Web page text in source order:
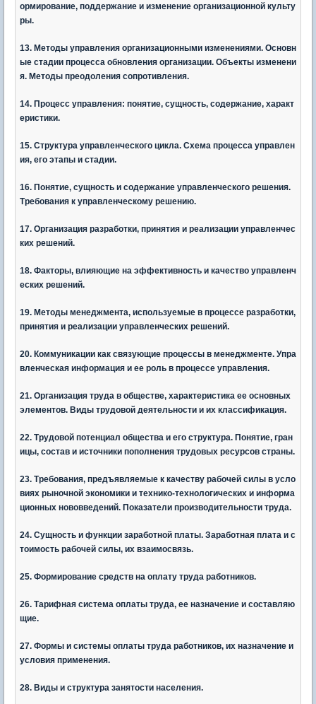
ормирование, поддержание и изменение организационной культу
ры.
13. Методы управления организационными изменениями. Основн
ые стадии процесса обновления организации. Объекты изменени
я. Методы преодоления сопротивления.
14. Процесс управления: понятие, сущность, содержание, характ
еристики.
15. Структура управленческого цикла. Схема процесса управлен
ия, его этапы и стадии.
16. Понятие, сущность и содержание управленческого решения.
Требования к управленческому решению.
17. Организация разработки, принятия и реализации управленчес
ких решений.
18. Факторы, влияющие на эффективность и качество управленч
еских решений.
19. Методы менеджмента, используемые в процессе разработки,
принятия и реализации управленческих решений.
20. Коммуникации как связующие процессы в менеджменте. Упра
вленческая информация и ее роль в процессе управления.
21. Организация труда в обществе, характеристика ее основных
элементов. Виды трудовой деятельности и их классификация.
22. Трудовой потенциал общества и его структура. Понятие, гран
ицы, состав и источники пополнения трудовых ресурсов страны.
23. Требования, предъявляемые к качеству рабочей силы в усло
виях рыночной экономики и технико-технологических и информа
ционных нововведений. Показатели производительности труда.
24. Сущность и функции заработной платы. Заработная плата и с
тоимость рабочей силы, их взаимосвязь.
25. Формирование средств на оплату труда работников.
26. Тарифная система оплаты труда, ее назначение и составляю
щие.
27. Формы и системы оплаты труда работников, их назначение и
условия применения.
28. Виды и структура занятости населения.